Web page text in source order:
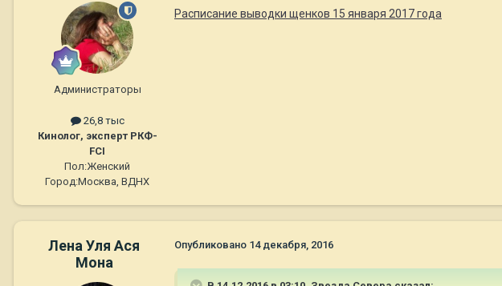
Администраторы
26,8 тыс
Кинолог, эксперт РКФ-
FCI
Пол:Женский
Город:Москва, ВДНХ
Расписание выводки щенков 15 января 2017 года
Лена Уля Ася
Мона
Опубликовано 14 декабря, 2016